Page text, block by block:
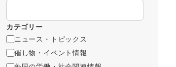
カテゴリー
ニュース・トピックス
催し物・イベント情報